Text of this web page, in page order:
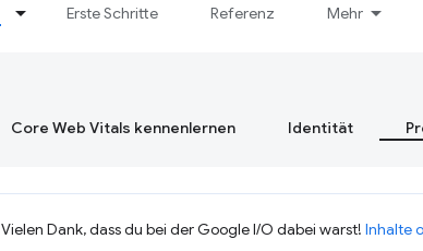
Erste Schritte Referenz Mehr
Core Web Vitals kennenlernen Identität
Vielen Dank, dass du bei der Google I/O dabei warst! Inhalte